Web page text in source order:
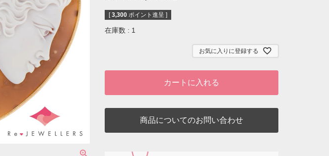
[ 3,300 ポイント進呈 ]
在庫数 1
お気に入りに登録する
カートに入れる
商品についてのお問い合わせ